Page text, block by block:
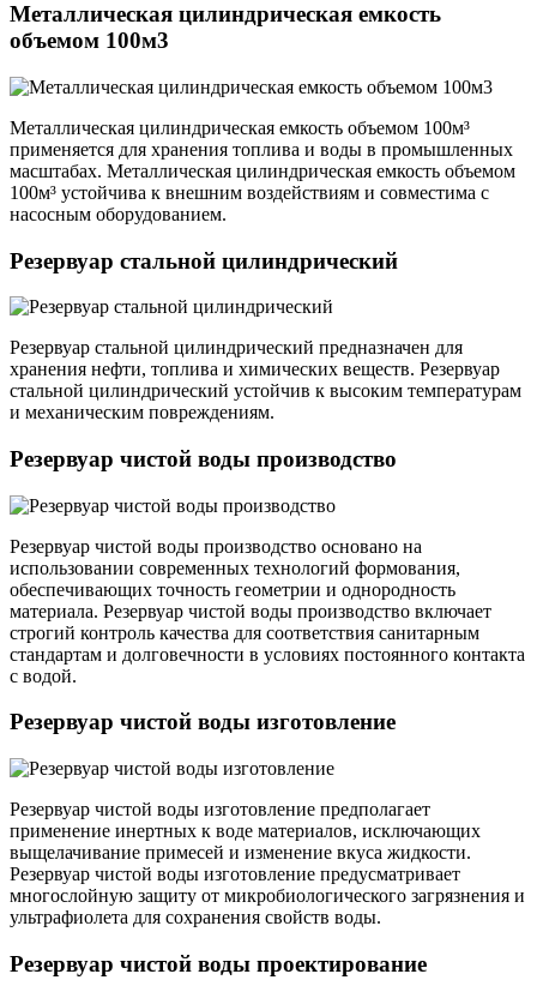
Металлическая цилиндрическая емкость
объемом 100м3
Металлическая цилиндрическая емкость объемом 100м³
применяется для хранения топлива и воды в промышленных
масштабах. Металлическая цилиндрическая емкость объемом
100м³ устойчива к внешним воздействиям и совместима с
насосным оборудованием.
Резервуар стальной цилиндрический
Резервуар стальной цилиндрический предназначен для
хранения нефти, топлива и химических веществ. Резервуар
стальной цилиндрический устойчив к высоким температурам
и механическим повреждениям.
Резервуар чистой воды производство
Резервуар чистой воды производство основано на
использовании современных технологий формования,
обеспечивающих точность геометрии и однородность
материала. Резервуар чистой воды производство включает
строгий контроль качества для соответствия санитарным
стандартам и долговечности в условиях постоянного контакта
с водой.
Резервуар чистой воды изготовление
Резервуар чистой воды изготовление предполагает
применение инертных к воде материалов, исключающих
выщелачивание примесей и изменение вкуса жидкости.
Резервуар чистой воды изготовление предусматривает
многослойную защиту от микробиологического загрязнения и
ультрафиолета для сохранения свойств воды.
Резервуар чистой воды проектирование